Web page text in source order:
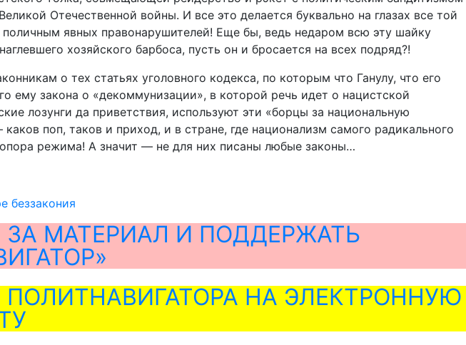
Отечественной войны. И все это делается буквально на глазах все той
явных правонарушителей! Еще бы, ведь недаром всю эту шайку
хозяйского барбоса, пусть он и бросается на всех подряд?!
о тех статьях уголовного кодекса, по которым что Ганулу, что его
ему закона о «декоммунизации», в которой речь идет о нацистской
лозунги да приветствия, используют эти «борцы за национальную
поп, таков и приход, и в стране, где национализм самого радикального
режима! А значит — не для них писаны любые законы…
беззакония
МАТЕРИАЛ И ПОДДЕРЖАТЬ
НА ЭЛЕКТРОННУЮ